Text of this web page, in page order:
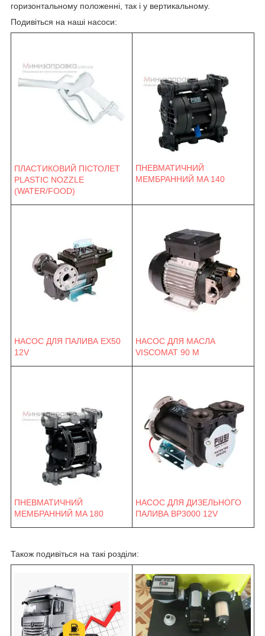
горизонтальному положенні, так і у вертикальному.
Подивіться на наші насоси:
ПЛАСТИКОВИЙ ПІСТОЛЕТ
PLASTIC NOZZLE
(WATER/FOOD)
ПНЕВМАТИЧНИЙ
МЕМБРАННИЙ MA 140
НАСОС ДЛЯ ПАЛИВА EX50
12V
НАСОС ДЛЯ МАСЛА
VISCOMAT 90 M
ПНЕВМАТИЧНИЙ
МЕМБРАННИЙ MA 180
НАСОС ДЛЯ ДИЗЕЛЬНОГО
ПАЛИВА BP3000 12V
Також подивіться на такі розділи: